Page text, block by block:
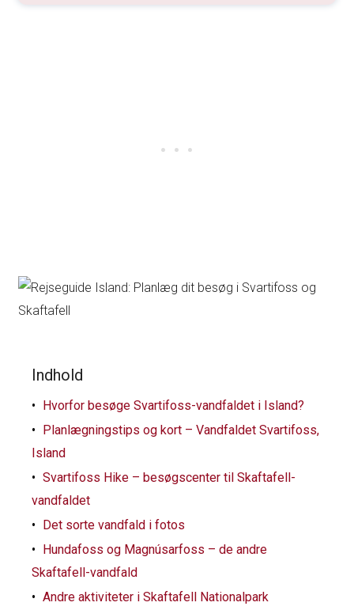
Indhold
Hvorfor besøge Svartifoss-vandfaldet i Island?
Planlægningstips og kort – Vandfaldet Svartifoss,
Island
Svartifoss Hike – besøgscenter til Skaftafell-
vandfaldet
Det sorte vandfald i fotos
Hundafoss og Magnúsarfoss – de andre
Skaftafell-vandfald
Andre aktiviteter i Skaftafell Nationalpark